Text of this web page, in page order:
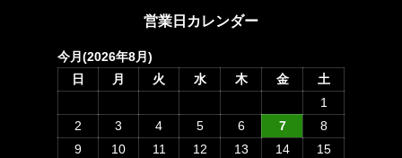
営業日カレンダー
今月(2026年8月)
日
月 火 水 木 金
土
1
2
3 4 5 6 7
8
9
10 11 12 13 14 15